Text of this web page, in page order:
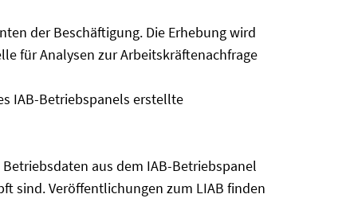
der Beschäftigung. Die Erhebung wird
für Analysen zur Arbeitskräftenachfrage
IAB-Betriebspanels erstellte
Betriebsdaten aus dem IAB-Betriebspanel
sind. Veröffentlichungen zum LIAB finden